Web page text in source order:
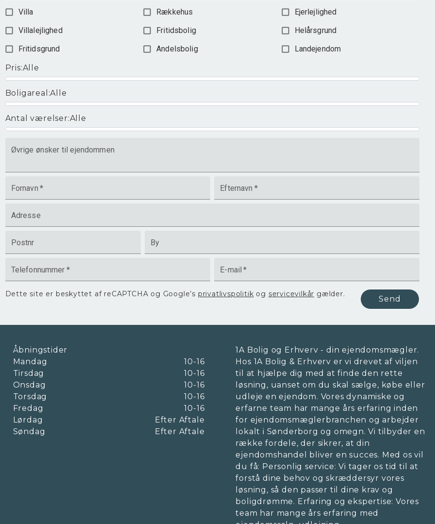
Villa Rækkehus
Ejerlejlighed
Villalejlighed
Fritidsbolig
Helårsgrund
Fritidsgrund
Andelsbolig Landejendom
Pris:Alle
Boligareal :Alle
Antal værelser:Alle
Øvrige ønsker til ejendommen
Fornavn * Efternavn *
Adresse
Postnr By
Telefonnummer * E-mail *
Dette site er beskyttet af reCAPTCHA og Google’s privatlivspolitik og servicevilkår gælder.
Send
Åbningstider
Mandag
10-16
Tirsdag
10-16
Onsdag
10-16
Torsdag
10-16
Fredag
10-16
Lørdag
Efter Aftale
Søndag
Efter Aftale
1A Bolig og Erhverv - din ejendomsmægler.
Hos 1A Bolig & Erhverv er vi drevet af viljen
til at hjælpe dig med at finde den rette
løsning, uanset om du skal sælge, købe eller
udleje en ejendom. Vores dynamiske og
erfarne team har mange års erfaring inden
for ejendomsmæglerbranchen og arbejder
lokalt i Sønderborg og omegn. Vi tilbyder en
række fordele, der sikrer, at din
ejendomshandel bliver en succes. Med os vil
du få: Personlig service: Vi tager os tid til at
forstå dine behov og skræddersyr vores
løsning, så den passer til dine krav og
boligdrømme. Erfaring og ekspertise: Vores
team har mange års erfaring med